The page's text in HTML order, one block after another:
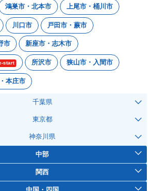
鴻巣市・北本市 上尾市・桶川市
川口市 戸田市・蕨市
市 新座市・志木市
start 所沢市 狭山市・入間市
本庄市
千葉県
東京都
神奈川県
中部
関西